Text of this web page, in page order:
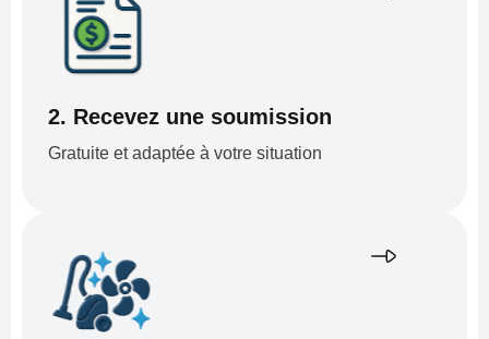
2. Recevez une soumission
Gratuite et adaptée à votre situation